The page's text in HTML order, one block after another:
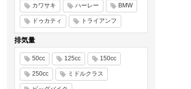
カワサキ ハーレー BMW
ドゥカティ トライアンフ
排気量
50cc 125cc 150cc
250cc ミドルクラス